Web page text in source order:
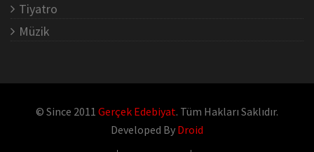
Tiyatro
Müzik
© Since 2011 Gerçek Edebiyat. Tüm Hakları Saklıdır.
Developed By Droid